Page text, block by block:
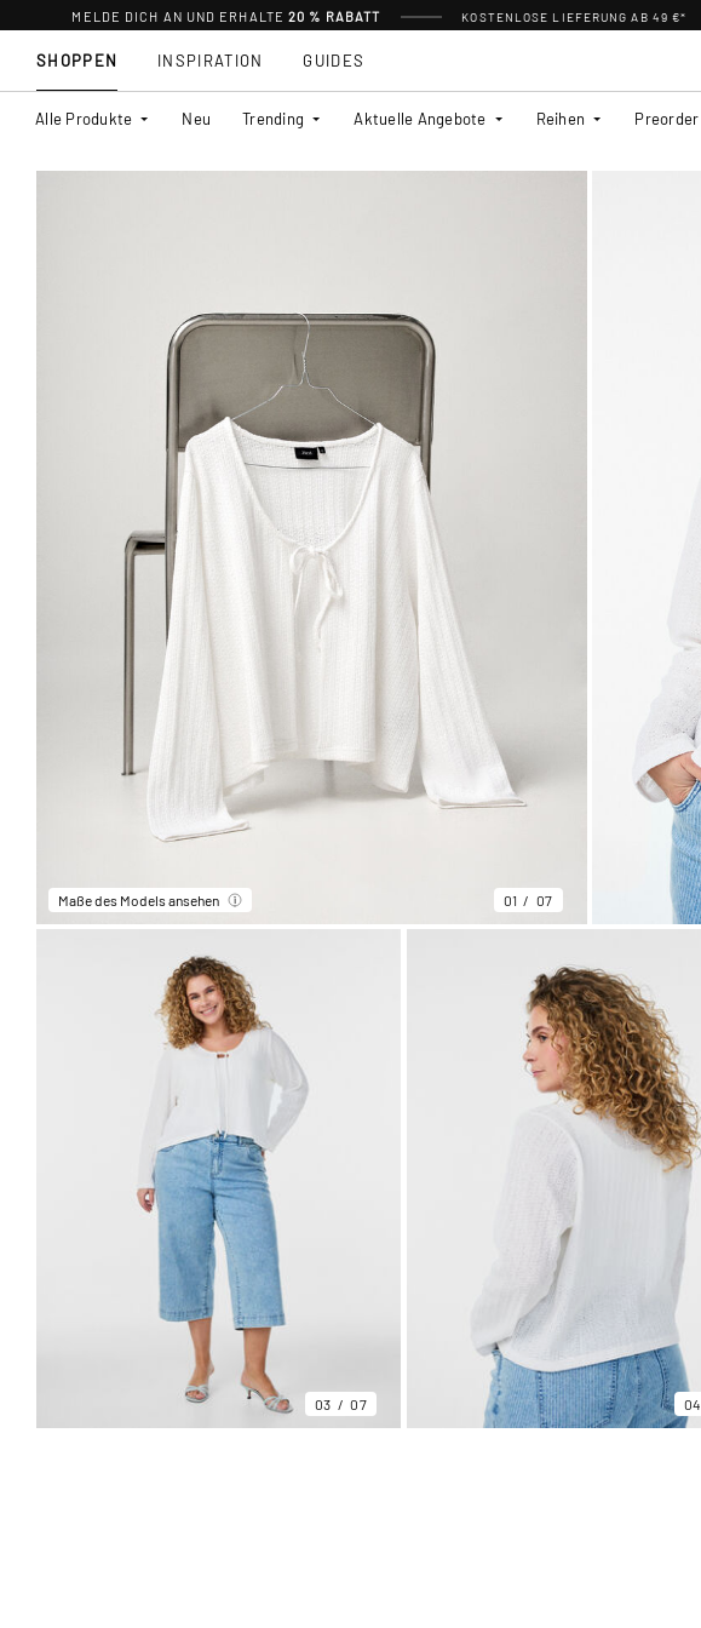
MELDE DICH AN UND ERHALTE20 % RABATT KOSTENLOSE LIEFERUNG AB 49 €*
SHOPPEN
Alle Produkte Neu Trending Aktuelle Angebote Reihen Preorder
INSPIRATION GUIDES
Maße des Models ansehen 01 07
03 07 04